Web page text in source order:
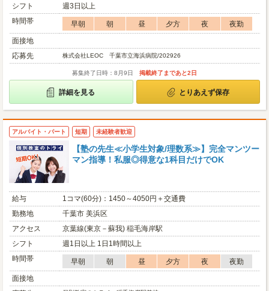
シフト
週3日以上
時間帯
早朝 朝 昼 夕方 夜
夜勤
面接地
応募先
株式会社LEOC 千葉市立海浜病院/202926
募集終了日時：8月9日 掲載終了まであと2日
詳細を見る とりあえず保存
アルバイト・パート 短期 未経験者歓迎
【塾の先生≪小学生対象/理数系≫】完全マンツー
マン指導！私服◎得意な1科目だけでOK
給与
1コマ(60分)：1450～4050円＋交通費
勤務地
千葉市 美浜区
アクセス
京葉線(東京－蘇我) 稲毛海岸駅
シフト
週1日以上 1日1時間以上
時間帯
早朝 朝 昼 夕方 夜
夜勤
面接地